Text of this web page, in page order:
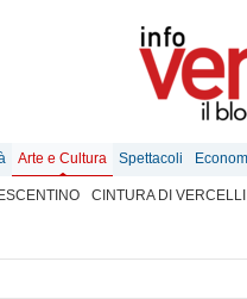
Arte e Cultura Spettacoli
CINTURA DI VERCELLI